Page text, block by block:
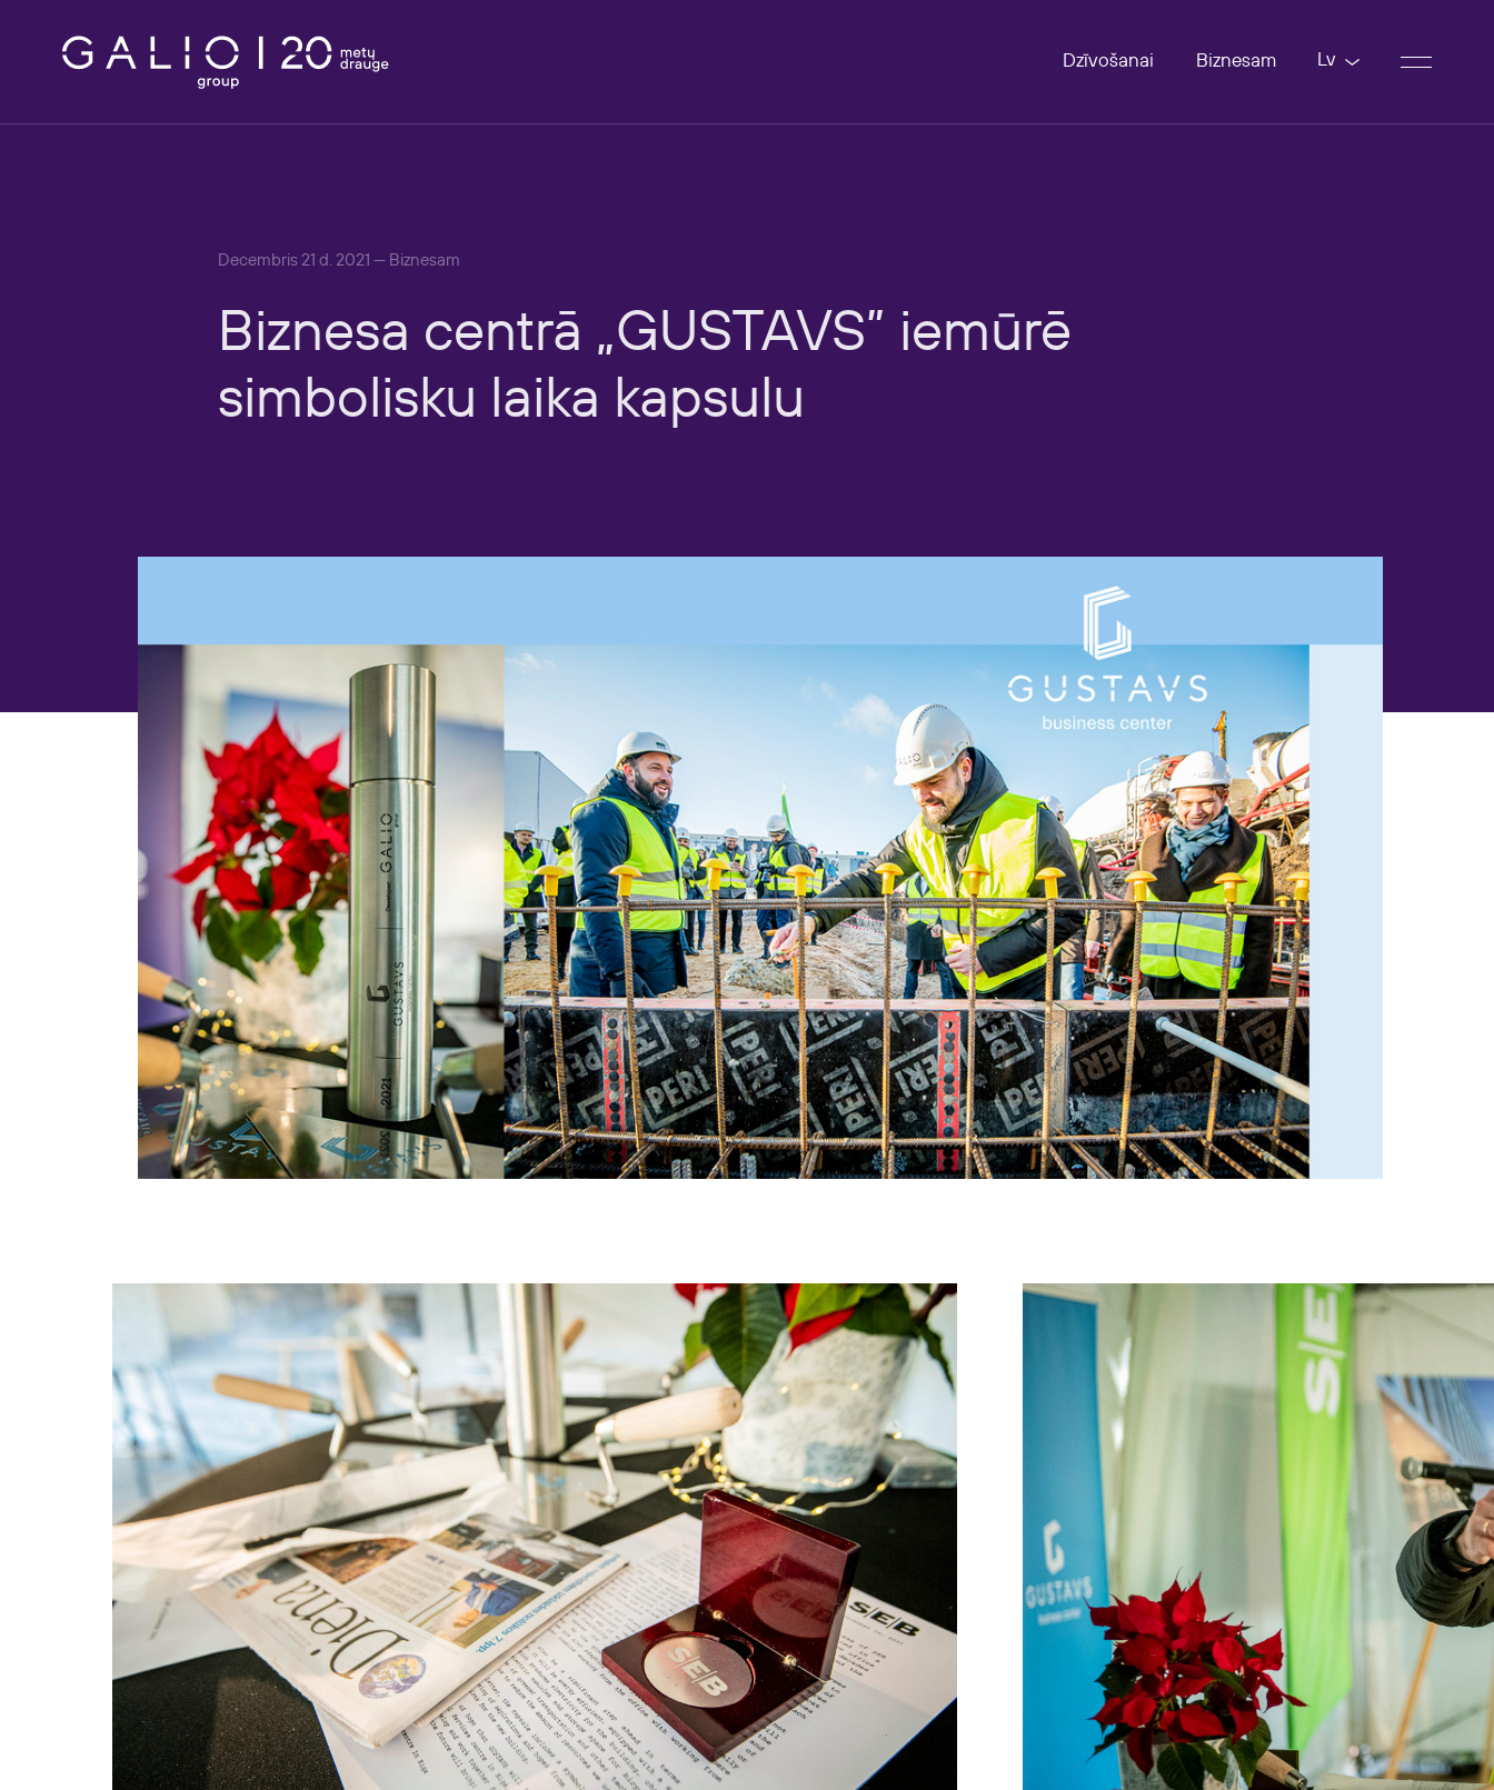
Dzīvošanai Biznesam Lv
Decembris 21 d. 2021 — Biznesam
Biznesa centrā „GUSTAVS” iemūrē
simbolisku laika kapsulu